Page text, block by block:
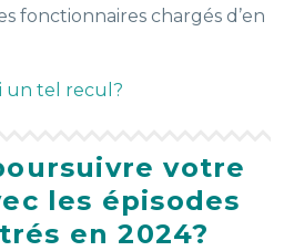
fonctionnaires chargés d’en
un tel recul?
votre
les épisodes
en 2024?